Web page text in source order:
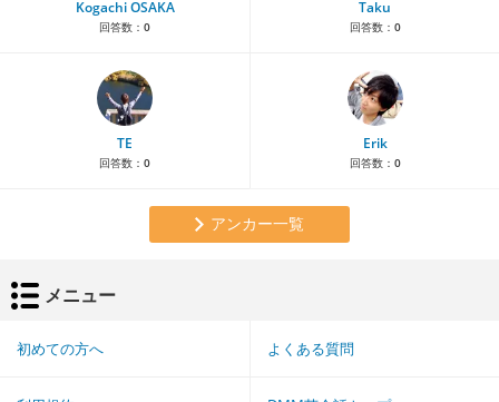
Kogachi OSAKA
回答数： 0
Taku
回答数： 0
TE
回答数： 0
Erik
回答数： 0
アンカー一覧
メニュー
初めての方へ よくある質問